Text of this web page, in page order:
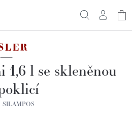
l se skleněnou
SILAMPOS